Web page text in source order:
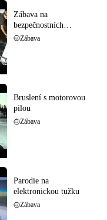
Zábava na
bezpečnostních
kamerách
Zábava
Bruslení s motorovou
pilou
Zábava
Parodie na
elektronickou tužku
Zábava